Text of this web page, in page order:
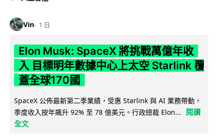
Vin 1 日
Elon Musk: SpaceX 將挑戰萬億年收
入 目標明年數據中心上太空 Starlink 覆
蓋全球170國
SpaceX 公佈最新第二季業績，受惠 Starlink 與 AI 業務帶動，
季度收入按年飆升 92% 至 78 億美元。行政總裁 Elon...
閱讀
全文